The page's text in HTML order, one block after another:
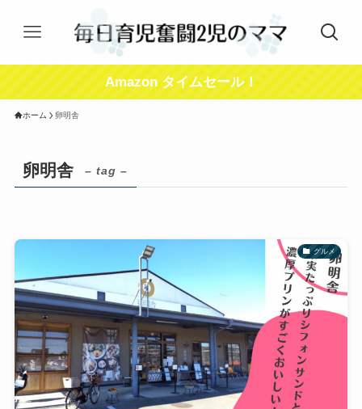
Amazon タイムセール！
ホーム 卵明舎
卵明舎 – tag –
グルメ